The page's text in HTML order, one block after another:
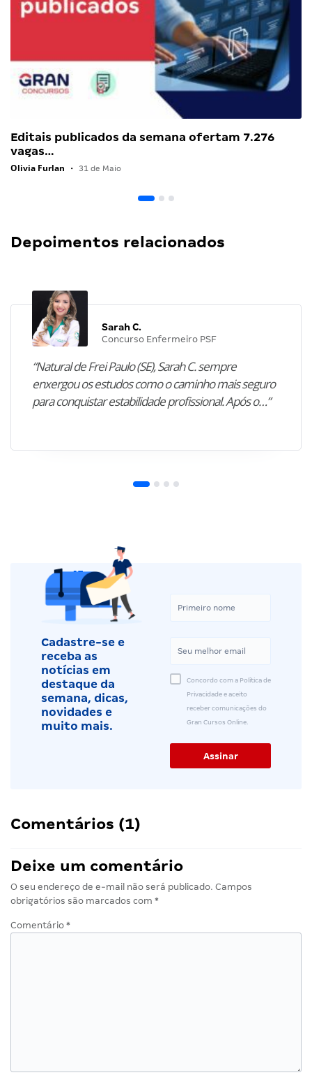
Editais publicados da semana ofertam 7.276
vagas…
Olivia Furlan • 31 de Maio
Depoimentos relacionados
Sarah C.
Concurso Enfermeiro PSF
“Natural de Frei Paulo (SE), Sarah C. sempre
enxergou os estudos como o caminho mais seguro
para conquistar estabilidade profissional. Após o…”
Cadastre-se e
receba as
notícias em
destaque da
semana, dicas,
novidades e
muito mais.
Concordo com a Política de
Privacidade e aceito
receber comunicações do
Gran Cursos Online.
Comentários (1)
Deixe um comentário
O seu endereço de e-mail não será publicado. Campos
obrigatórios são marcados com *
Comentário *